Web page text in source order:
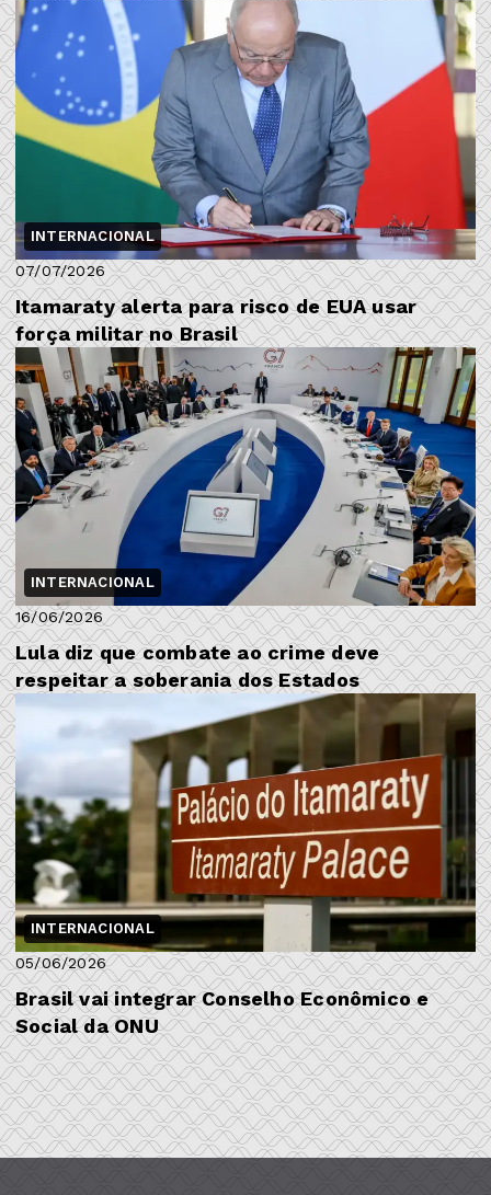
INTERNACIONAL
07/07/2026
Itamaraty alerta para risco de EUA usar
força militar no Brasil
INTERNACIONAL
16/06/2026
Lula diz que combate ao crime deve
respeitar a soberania dos Estados
INTERNACIONAL
05/06/2026
Brasil vai integrar Conselho Econômico e
Social da ONU